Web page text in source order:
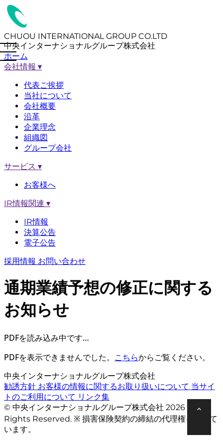
CHUOU INTERNATIONAL GROUP CO.LTD
中央インターナショナルグループ株式会社
ホーム
会社情報 ▾
代表ご挨拶
当社について
会社概要
沿革
企業理念
組織図
グループ会社
サービス ▾
お客様へ
IR情報関連 ▾
IR情報
決算公告
電子公告
採用情報 お問い合わせ
通期業績予想の修正に関する
お知らせ
PDFを読み込み中です…
PDFを表示できませんでした。 こちらからご覧ください。
中央インターナショナルグループ株式会社
勧誘方針 お客様の情報に関するお取り扱いについて 当サイ
トのご利用について リンク集
© 中央インターナショナルグループ株式会社 2026 All
Rights Reserved. ※ 損害保険契約の締結の代理権を有して
います。